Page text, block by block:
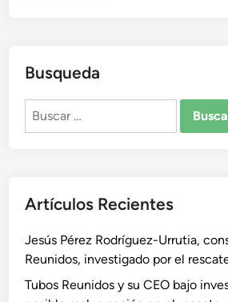
Busqueda
Buscar:
Artículos Recientes
Jesús Pérez Rodríguez-Urrutia,
Reunidos, investigado por el
Tubos Reunidos y su CEO bajo